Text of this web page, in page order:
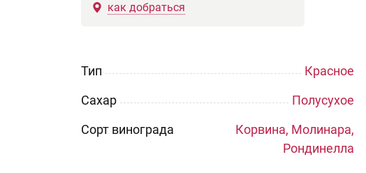
как добраться
Тип
Красное
Сахар
Полусухое
Сорт винограда
Корвина, Молинара,
Рондинелла